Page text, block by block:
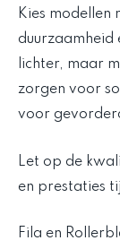
Kies modellen
duurzaamheid
lichter, maar
zorgen voor
voor
Let op de
en prestaties
Fila en